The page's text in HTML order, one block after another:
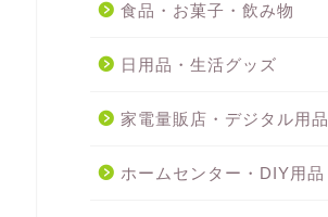
食品・お菓子・飲み物
日用品・生活グッズ
家電量販店・デジタル用品
ホームセンター・DIY用品